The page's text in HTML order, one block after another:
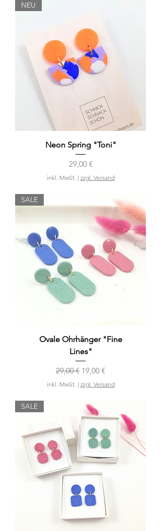
NEU
Neon Spring "Toni"
Preis
29,00 €
inkl. MwSt. | zzgl. Versand
SALE
Ovale Ohrhänger "Fine
Lines"
Standardpreis
29,00 € Sale-Preis
19,00 €
inkl. MwSt. | zzgl. Versand
SALE